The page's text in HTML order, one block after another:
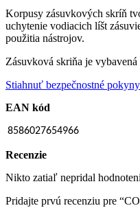
Korpusy zásuvkových skríň
uchytenie vodiacich líšt
použitia nástrojov.
Zásuvková skriňa je
Stiahnuť bezpečnostné pokyny
EAN kód
8586027654966
Recenzie
Nikto zatiaľ nepridal
Pridajte prvú recenziu pre